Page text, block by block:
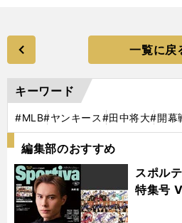
一覧に戻
キーワード
#MLB#ヤンキース#田中将大#開幕
編集部のおすすめ
スポル
特集号